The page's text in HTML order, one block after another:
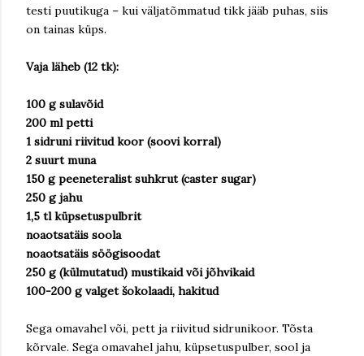
testi puutikuga – kui väljatõmmatud tikk jääb puhas, siis
on tainas küps.
Vaja läheb (12 tk):
100 g sulavõid
200 ml petti
1 sidruni riivitud koor (soovi korral)
2 suurt muna
150 g peeneteralist suhkrut (caster sugar)
250 g jahu
1,5 tl küpsetuspulbrit
noaotsatäis soola
noaotsatäis söögisoodat
250 g (külmutatud) mustikaid või jõhvikaid
100-200 g valget šokolaadi, hakitud
Sega omavahel või, pett ja riivitud sidrunikoor. Tõsta
kõrvale. Sega omavahel jahu, küpsetuspulber, sool ja